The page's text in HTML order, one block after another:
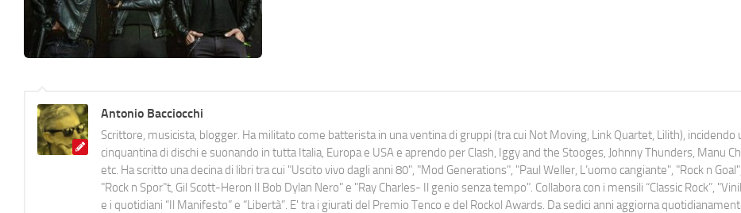
Antonio Bacciocchi
Scrittore, musicista, blogger. Ha militato come batterista in una ventina di gruppi (tra cui Not Moving, Link Quartet, Lilith), incidendo
cinquantina di dischi e suonando in tutta Italia, Europa e USA e aprendo per Clash, Iggy and the Stooges, Johnny Thunders, Manu
etc. Ha scritto una decina di libri tra cui "Uscito vivo dagli anni 80", "Mod Generations", "Paul Weller, L’uomo cangiante", "Rock n Goal",
"Rock n Spor"t, Gil Scott-Heron Il Bob Dylan Nero" e "Ray Charles- Il genio senza tempo". Collabora con i mensili “Classic Rock”,
e i quotidiani “Il Manifesto” e “Libertà”. E' tra i giurati del Premio Tenco e del Rockol Awards. Da sedici anni aggiorna